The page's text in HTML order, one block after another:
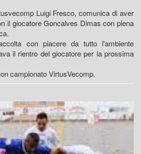
Luigi Fresco, comunica di aver
il giocatore Goncalves Dimas con piena
con piacere da tutto l'ambiente
il rientro del giocatore per la prossima
campionato VirtusVecomp.